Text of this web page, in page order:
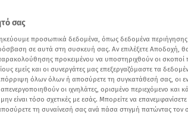
σας
προσωπικά δεδομένα, όπως δεδομένα
σε αυτά στη συσκευή σας. Αν επιλέξετε Αποδοχή,
προκειμένου να υποστηριχθούν οι σκοποί
εμείς και οι συνεργάτες μας επεξεργαζόμαστε τα
όλων όλων ή αποσύρετε τη συγκατάθεσή σας, οι
οι ιχνηλάτες, ορισμένο περιεχόμενο και
είναι τόσο σχετικές με εσάς. Μπορείτε να
αποσύρετε τη συναίνεσή σας ανά πάσα στιγμή πατώντας τον